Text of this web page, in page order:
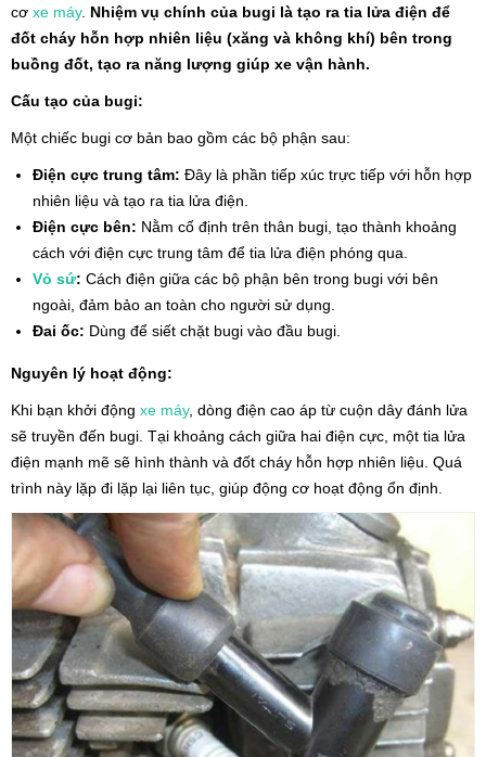
cơ xe máy. Nhiệm vụ chính của bugi là tạo ra tia lửa điện để
đốt cháy hỗn hợp nhiên liệu (xăng và không khí) bên trong
buồng đốt, tạo ra năng lượng giúp xe vận hành.
Cấu tạo của bugi:
Một chiếc bugi cơ bản bao gồm các bộ phận sau:
Điện cực trung tâm: Đây là phần tiếp xúc trực tiếp với hỗn hợp
nhiên liệu và tạo ra tia lửa điện.
Điện cực bên: Nằm cố định trên thân bugi, tạo thành khoảng
cách với điện cực trung tâm để tia lửa điện phóng qua.
Vỏ sứ: Cách điện giữa các bộ phận bên trong bugi với bên
ngoài, đảm bảo an toàn cho người sử dụng.
Đai ốc: Dùng để siết chặt bugi vào đầu bugi.
Nguyên lý hoạt động:
Khi bạn khởi động xe máy, dòng điện cao áp từ cuộn dây đánh lửa
sẽ truyền đến bugi. Tại khoảng cách giữa hai điện cực, một tia lửa
điện mạnh mẽ sẽ hình thành và đốt cháy hỗn hợp nhiên liệu. Quá
trình này lặp đi lặp lại liên tục, giúp động cơ hoạt động ổn định.